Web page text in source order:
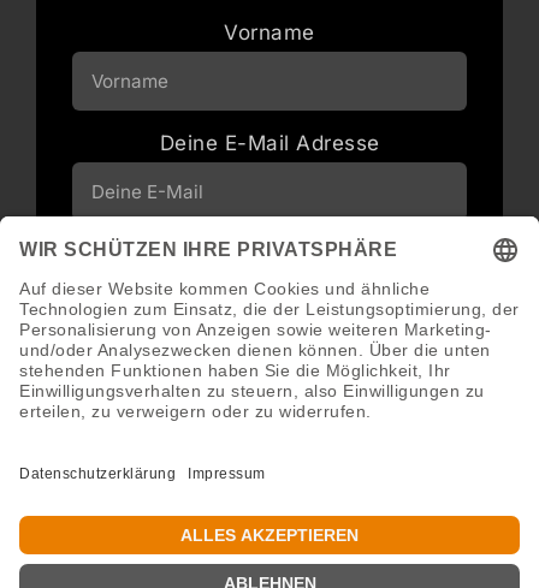
Vorname
Deine E-Mail Adresse
Neuigkeiten und Angebote via E-Mail
erhalten
Abonnieren
Abmeldung jederzeit möglich.